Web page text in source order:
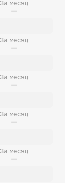
За месяц
—
За месяц
—
За месяц
—
За месяц
—
За месяц
—